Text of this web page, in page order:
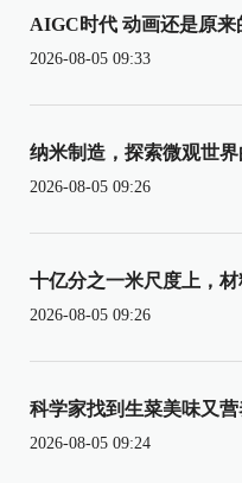
AIGC时代 动画还是原来
2026-08-05 09:33
纳米制造，探索微观世
2026-08-05 09:26
十亿分之一米尺度上，
2026-08-05 09:26
科学家找到生菜美味又
2026-08-05 09:24